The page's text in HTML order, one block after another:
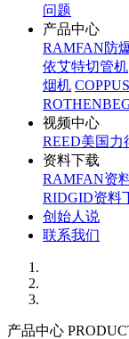
问题
产品中心
RAMFAN防
依艾特切管机
烟机
视频中心
REED美国力
资料下载
RAMFAN资
RIDGID资料
创始人说
联系我们
产品中心